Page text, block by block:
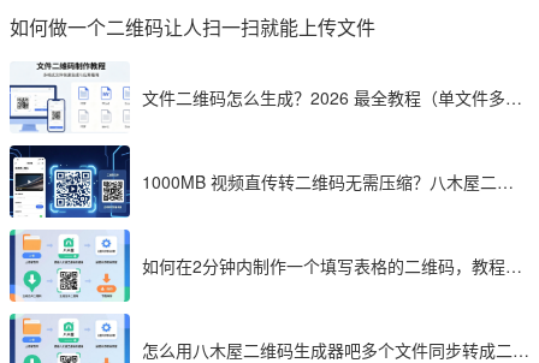
如何做一个二维码让人扫一扫就能上传文件
文件二维码怎么生成？2026 最全教程（单文件多文
1000MB 视频直传转二维码无需压缩？八木屋二维
如何在2分钟内制作一个填写表格的二维码，教程分
怎么用八木屋二维码生成器吧多个文件同步转成二维